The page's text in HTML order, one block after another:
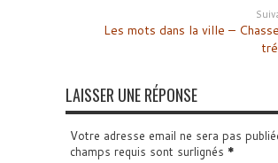
Les mots dans la ville –
LAISSER UNE RÉPONSE
Votre adresse email ne sera pas
champs requis sont surlignés *